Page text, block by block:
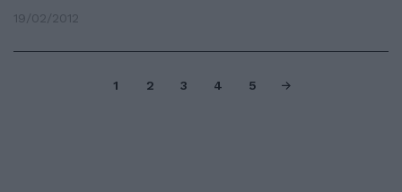
19/02/2012
1 2 3 4 5